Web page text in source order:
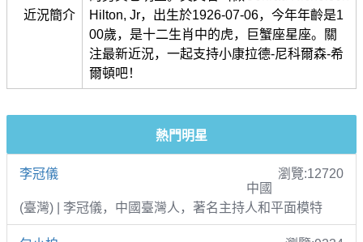
近況簡介
Hilton, Jr，出生於1926-07-06，今年年齡是1
00歲，是十二生肖中的虎，巨蟹座星座。關
注最新近況，一起支持小康拉德-尼科爾森-希
爾頓吧！
熱門明星
李冠儀
瀏覽:12720
中國
(臺灣) | 李冠儀，中國臺灣人，著名主持人和平面模特